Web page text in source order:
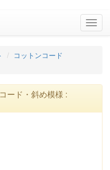
コットンコード
ード・斜め模様 :